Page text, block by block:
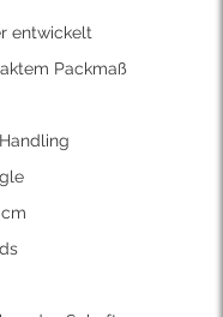
entwickelt
Packmaß